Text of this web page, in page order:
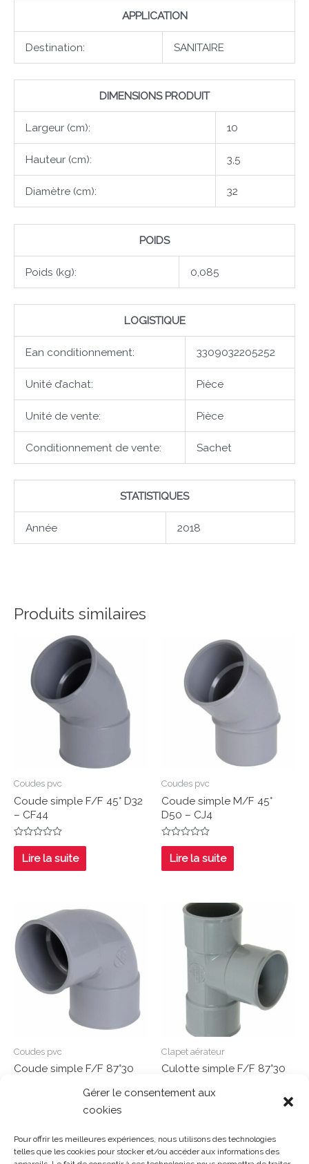
Gérer le consentement aux
cookies
Pour offrir les meilleures expériences, nous utilisons des technologies
telles que les cookies pour stocker et/ou accéder aux informations des
APPLICATION
Destination: SANITAIRE
DIMENSIONS PRODUIT
Largeur (cm): 10
Hauteur (cm): 3,5
Diamètre (cm): 32
POIDS
Poids (kg): 0,085
LOGISTIQUE
Ean conditionnement: 3309032205252
Unité d’achat: Pièce
Unité de vente: Pièce
Conditionnement de vente: Sachet
STATISTIQUES
Année 2018
Produits similaires
Coudes pvc
Coude simple F/F 45° D32
– CF44
Note
sur
5
Lire la suite
Coudes pvc
Coude simple M/F 45°
D50 – CJ4
Note
sur
5
Lire la suite
Coudes pvc
Coude simple F/F 87°30
5
Clapet aérateur
Culotte simple F/F 87°30
5